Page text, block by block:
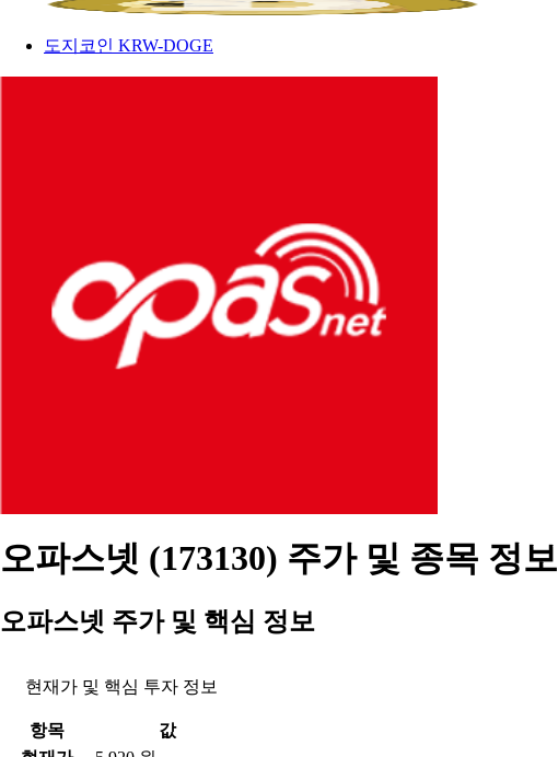
도지코인 KRW-DOGE
오파스넷 (173130) 주가 및 종목 정보
오파스넷 주가 및 핵심 정보
현재가 및 핵심 투자 정보
항목
값